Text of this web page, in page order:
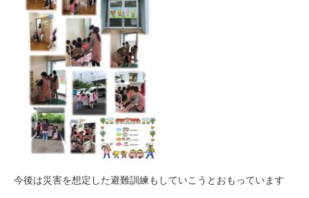
今後は災害を想定した避難訓練もしていこうとおもっています